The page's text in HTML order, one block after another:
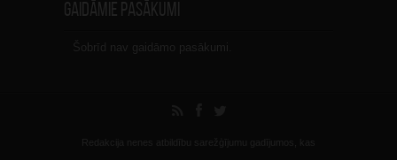
Gaidāmie pasākumi
Šobrīd nav gaidāmo pasākumi.
Redakcija nenes atbildību sarežģījumu gadījumos, kas